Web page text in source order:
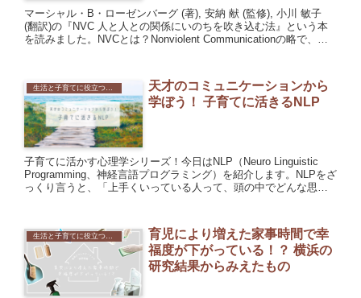
マーシャル・B・ローゼンバーグ (著), 安納 献 (監修), 小川 敏子
(翻訳)の『NVC 人と人との関係にいのちを吹き込む法』という本
を読みました。NVCとは？Nonviolent Communicationの略で、非
生活と子育てに役立つ心理学
天才のコミュニケーションから
学ぼう！ 子育てに活きるNLP
子育てに活かす心理学シリーズ！今日はNLP（Neuro Linguistic
Programming、神経言語プログラミング）を紹介します。NLPをざ
っくり言うと、「上手くいっている人って、頭の中でどんな思考
生活と子育てに役立つ心理学
育児により増えた家事時間で幸
福度が下がっている！？ 横浜の
研究結果からみえたもの